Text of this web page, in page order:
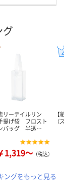
リーテイルリン
げ袋 フロスト
バッグ 半透…
1,319～ （税込）
ングをもっと見る